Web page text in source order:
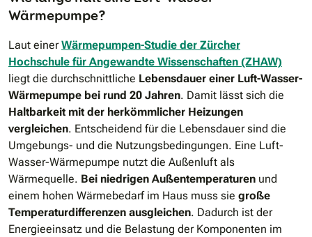
Wärmepumpe?
Laut einerWärmepumpen-Studie der Zürcher
Hochschule für Angewandte Wissenschaften (ZHAW)
liegt die durchschnittliche Lebensdauer einer Luft-Wasser-
Wärmepumpe bei rund 20 Jahren. Damit lässt sich die
Haltbarkeit mit der herkömmlicher Heizungen
vergleichen. Entscheidend für die Lebensdauer sind die
Umgebungs- und die Nutzungsbedingungen. Eine Luft-
Wasser-Wärmepumpe nutzt die Außenluft als
Wärmequelle. Bei niedrigen Außentemperaturen und
einem hohen Wärmebedarf im Haus muss sie große
Temperaturdifferenzen ausgleichen. Dadurch ist der
Energieeinsatz und die Belastung der Komponenten im